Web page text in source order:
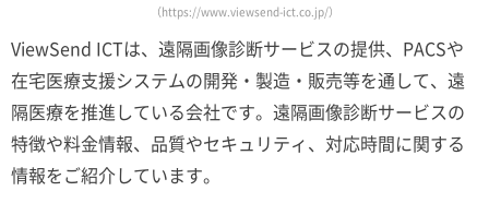
（https://www.viewsend-ict.co.jp/）
ViewSend ICTは、遠隔画像診断サービスの提供、PACSや
在宅医療支援システムの開発・製造・販売等を通して、遠
隔医療を推進している会社です。遠隔画像診断サービスの
特徴や料金情報、品質やセキュリティ、対応時間に関する
情報をご紹介しています。